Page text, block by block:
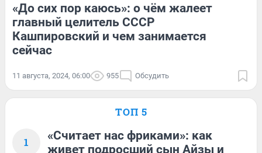
«До сих пор каюсь»: о чём жалеет
главный целитель СССР
Кашпировский и чем занимается
сейчас
11 августа, 2024, 06:00 955 Обсудить
ТОП 5
1
«Считает нас фриками»: как
живет подросший сын Айзы и